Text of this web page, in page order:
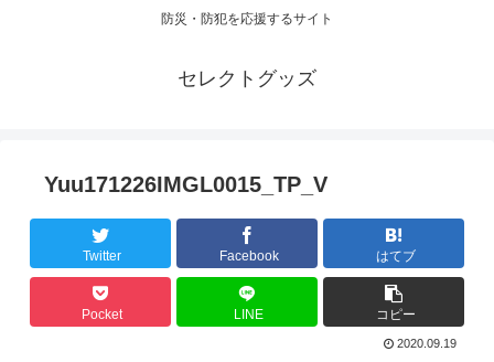
防災・防犯を応援するサイト
セレクトグッズ
Yuu171226IMGL0015_TP_V
Twitter Facebook はてブ
Pocket LINE コピー
2020.09.19